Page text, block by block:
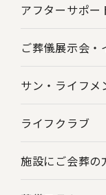
アフターサポー
ご葬儀展示会・
サン・ライフメ
ライフクラブ
施設にご会葬の